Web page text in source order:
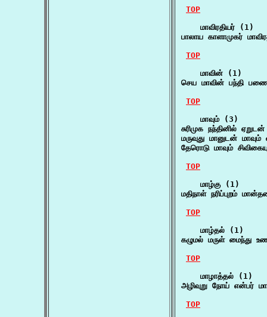
TOP
    மாவிரதியர் (1)
பாலாய காளாமுகர்
TOP
    மாவின் (1)
செய மாவின் பந்தி
TOP
    மாவும் (3)
சுரிமுக நந்தினில்
மருவுது மானுடன்
தேரொடு மாவும்
TOP
    மாழ்கு (1)
மதிநாள் நரிப்புறம்
TOP
    மாழ்தல் (1)
கழுமல் மருள் மைந்து
TOP
    மாழாத்தல் (1)
அழிவுறு நோய் என்பர்
TOP